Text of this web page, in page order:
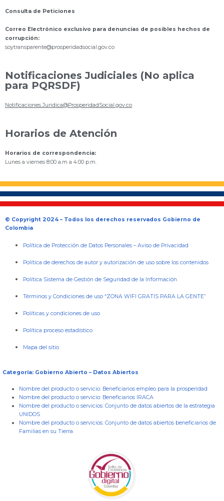
Consulta de Peticiones
Correo Electrónico exclusivo para denuncias de posibles hechos de
corrupción:
soytransparente@prosperidadsocial.gov.co
Notificaciones Judiciales (No aplica
para PQRSDF)
Notificaciones.Juridica@ProsperidadSocial.gov.co
Horarios de Atención
Horarios de correspondencia:
Lunes a viernes 8:00 a.m a 4:00 p.m.
© Copyright 2024 – Todos los derechos reservados Gobierno de
Colombia
Política de Protección de Datos Personales –Aviso de Privacidad
Política de derechos de autor y autorización de uso sobre los contenidos
Política Sistema de Gestión de Seguridad de la Información
Términos y Condiciones de uso “ZONA WIFI GRATIS PARA LA GENTE”
Políticas y condiciones de uso
Política proceso estadístico
Mapa del sitio
Categoría: Gobierno Abierto – Datos Abiertos
Nombre del producto o servicio: Beneficiarios empleo para la prosperidad
Nombre del producto o servicio: Beneficiarios IRACA
Nombre del producto o servicios: Conjunto de datos abiertos de la estrategia
UNIDOS
Nombre del producto o servicios: Conjunto de datos abiertos beneficiarios de
Familias en su Tierra